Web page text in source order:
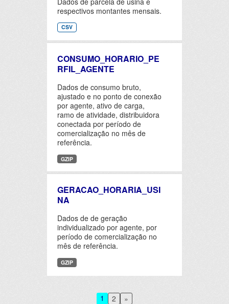
respectivos montantes mensais.
CSV
CONSUMO_HORARIO_PE
RFIL_AGENTE
Dados de consumo bruto,
ajustado e no ponto de conexão
por agente, ativo de carga,
ramo de atividade, distribuidora
conectada por período de
comercialização no mês de
referência.
GZIP
GERACAO_HORARIA_USI
NA
Dados de de geração
individualizado por agente, por
período de comercialização no
mês de referência.
GZIP
1 2 »